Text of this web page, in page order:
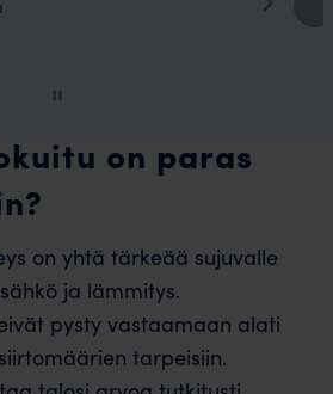
on paras
on yhtä tärkeää sujuvalle
ja lämmitys.
pysty vastaamaan alati
tarpeisiin.